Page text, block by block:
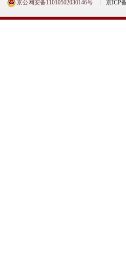
京公网安备11010502030146号
京ICP